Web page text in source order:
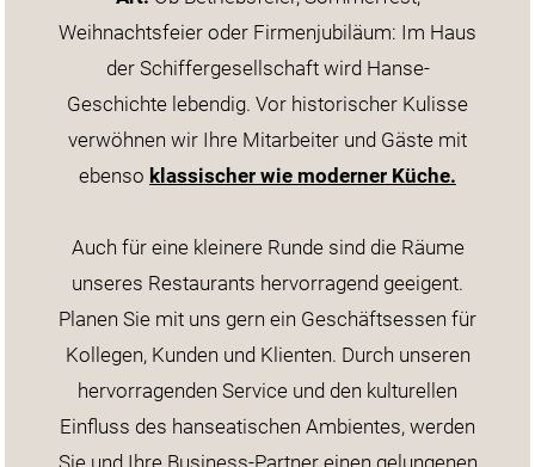
Weihnachtsfeier oder Firmenjubiläum: Im Haus
der Schiffergesellschaft wird Hanse-
Geschichte lebendig. Vor historischer Kulisse
verwöhnen wir Ihre Mitarbeiter und Gäste mit
ebenso klassischer wie moderner Küche.
Auch für eine kleinere Runde sind die Räume
unseres Restaurants hervorragend geeigent.
Planen Sie mit uns gern ein Geschäftsessen für
Kollegen, Kunden und Klienten. Durch unseren
hervorragenden Service und den kulturellen
Einfluss des hanseatischen Ambientes, werden
Sie und Ihre Business-Partner einen gelungenen